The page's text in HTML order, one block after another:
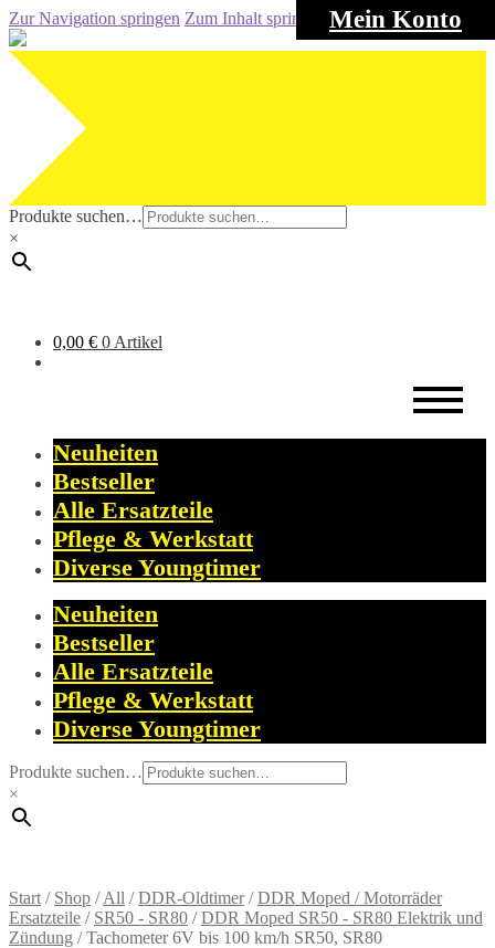
Mein Konto
Zur Navigation springen Zum Inhalt springen
Produkte suchen…
×
0,00 € 0 Artikel
Neuheiten
Bestseller
Alle Ersatzteile
Pflege & Werkstatt
Diverse Youngtimer
Neuheiten
Bestseller
Alle Ersatzteile
Pflege & Werkstatt
Diverse Youngtimer
Produkte suchen…
×
Start / Shop /All /DDR-Oldtimer/DDR Moped / Motorräder
Ersatzteile / SR50 - SR80 /DDR Moped SR50 - SR80 Elektrik und
Zündung /Tachometer 6V bis 100 km/h SR50, SR80